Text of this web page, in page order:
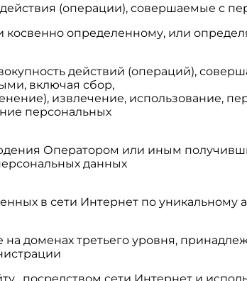
(операции), совершаемые с
определенному, или
действий (операций),
включая сбор,
извлечение, использование,
персональных
Оператором или иным
данных
в сети Интернет по уникальному
доменах третьего уровня,
, посредством сети Интернет и